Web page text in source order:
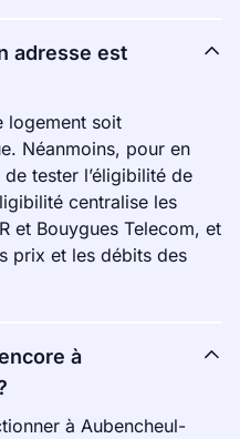
adresse est
logement soit
Néanmoins, pour en
tester l’éligibilité de
centralise les
et Bouygues Telecom, et
prix et les débits des
à
à Aubencheul-